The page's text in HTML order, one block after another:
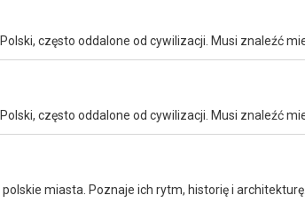
miasta. Poznaje ich rytm, historię i architekturę.